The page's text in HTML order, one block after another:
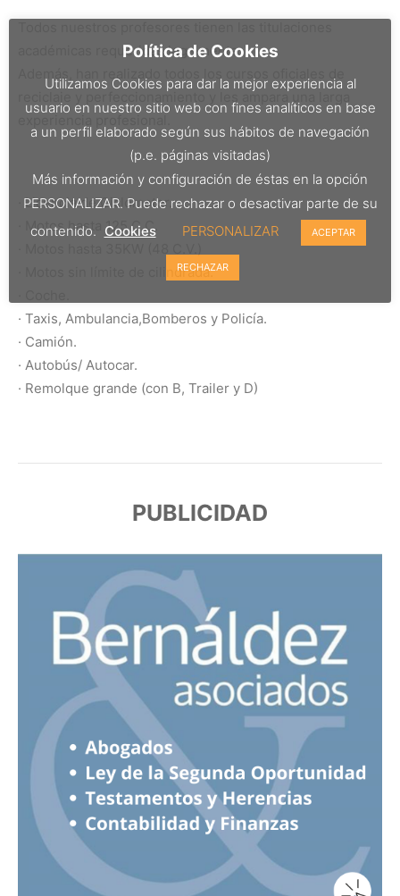
académicas requeridas legalmente.
· Licencia de Ciclomotor.
· Motos hasta 125 C.C.
· Motos sin límite de cilindrada.
· Taxis, Ambulancia,Bomberos y Policía.
· Camión.
· Autobús/ Autocar.
· Remolque grande (con B, Trailer y D)
PUBLICIDAD
Política de Cookies
Utilizamos Cookies para dar la mejor experiencia al
usuario en nuestro sitio web con fines analíticos en base
a un perfil elaborado según sus hábitos de navegación
(p.e. páginas visitadas)
Más información y configuración de éstas en la opción
PERSONALIZAR. Puede rechazar o desactivar parte de su
contenido. Cookies PERSONALIZAR ACEPTAR
RECHAZAR